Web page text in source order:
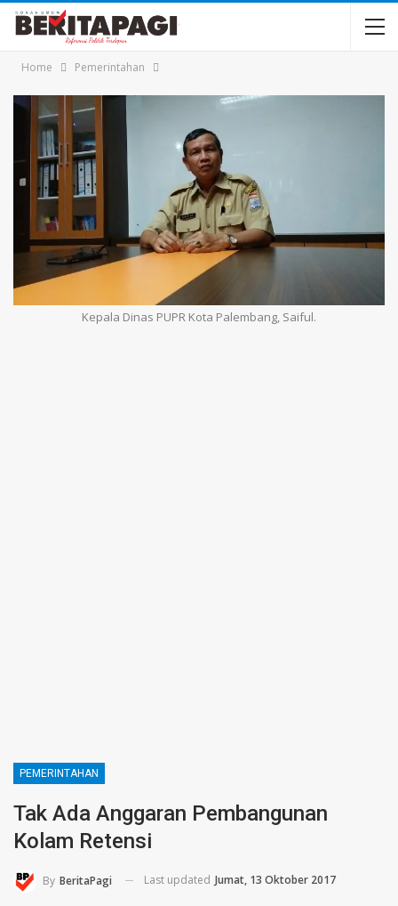
Home Pemerintahan
Kepala Dinas PUPR Kota Palembang, Saiful.
PEMERINTAHAN
Tak Ada Anggaran Pembangunan
Kolam Retensi
By BeritaPagi Last updated Jumat, 13 Oktober 2017